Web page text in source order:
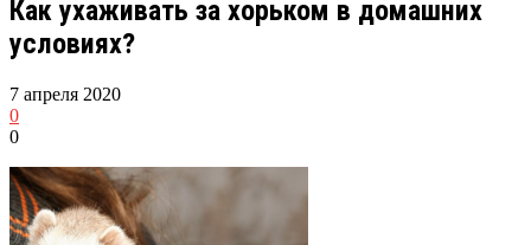
Как ухаживать за хорьком в домашних
условиях?
7 апреля 2020
0
0